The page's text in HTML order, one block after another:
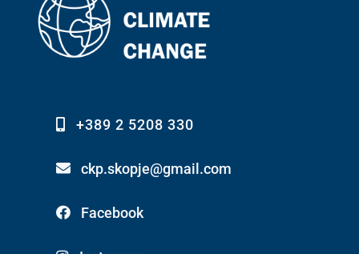
+389 2 5208 330
ckp.skopje@gmail.com
Facebook